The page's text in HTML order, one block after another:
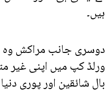
ہیں۔
ورلڈ کپ میں اپنی غیر
بال شائقین اور پوری